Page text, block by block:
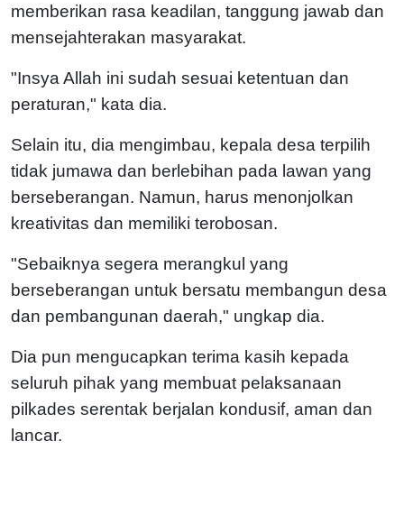
memberikan rasa keadilan, tanggung jawab dan
mensejahterakan masyarakat.
"Insya Allah ini sudah sesuai ketentuan dan
peraturan," kata dia.
Selain itu, dia mengimbau, kepala desa terpilih
tidak jumawa dan berlebihan pada lawan yang
berseberangan. Namun, harus menonjolkan
kreativitas dan memiliki terobosan.
"Sebaiknya segera merangkul yang
berseberangan untuk bersatu membangun desa
dan pembangunan daerah," ungkap dia.
Dia pun mengucapkan terima kasih kepada
seluruh pihak yang membuat pelaksanaan
pilkades serentak berjalan kondusif, aman dan
lancar.